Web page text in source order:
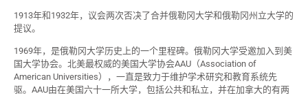
1913年和1932年，议会两次否决了合并俄勒冈大学和俄勒冈州立大学的
提议。
1969年，是俄勒冈大学历史上的一个里程碑。俄勒冈大学受邀加入到美
国大学协会。北美最权威的美国大学协会AAU（Association of
American Universities），一直是致力于维护学术研究和教育系统先
驱。AAU由在美国六十一所大学，包括公共和私立，并在加拿大的有两